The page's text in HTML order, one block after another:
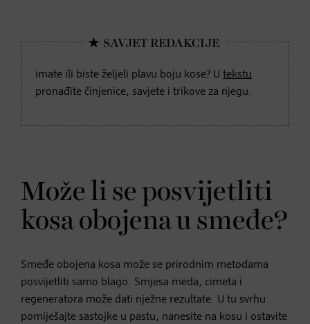
imate ili biste željeli plavu boju kose? U tekstu
pronađite činjenice, savjete i trikove za njegu.
Može li se posvijetliti
kosa obojena u smeđe?
Smeđe obojena kosa može se prirodnim metodama
posvijetliti samo blago. Smjesa meda, cimeta i
regeneratora može dati nježne rezultate. U tu svrhu
pomiješajte sastojke u pastu, nanesite na kosu i ostavite